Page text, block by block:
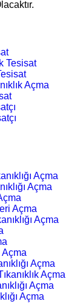
Tesisat
Açma
Açma
Açma
Açma
Açma
Açma
Açma
Açma
Açma
Açma